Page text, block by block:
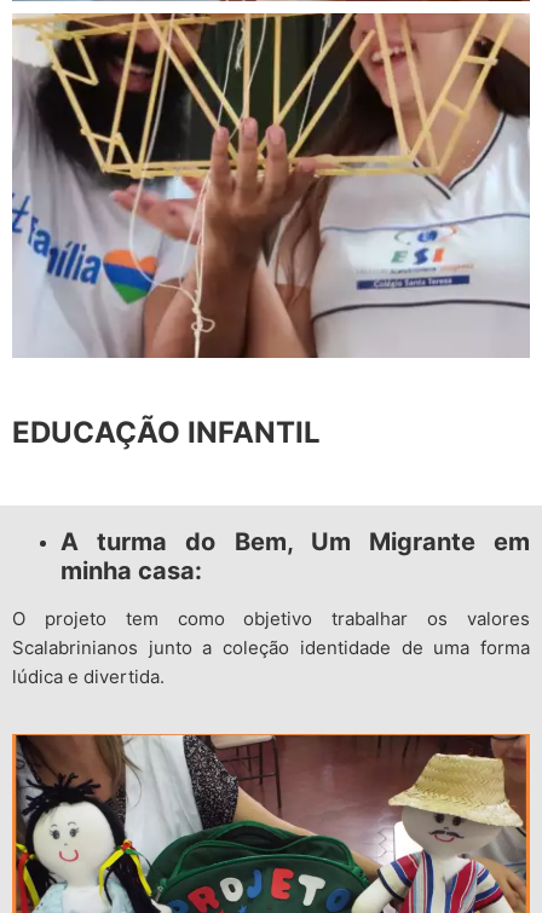
EDUCAÇÃO INFANTIL
A turma do Bem, Um Migrante em
minha casa:
O projeto tem como objetivo trabalhar os valores
Scalabrinianos junto a coleção identidade de uma forma
lúdica e divertida.